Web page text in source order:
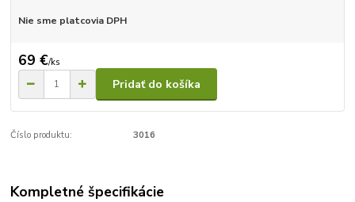
Nie sme platcovia DPH
69 €/ks
Pridať do košíka
Číslo produktu: 3016
Kompletné špecifikácie